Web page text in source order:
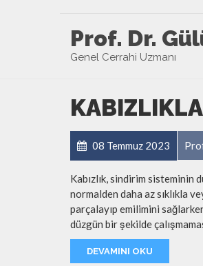
Prof. Dr.
Genel Cerrahi Uzmanı
08 Temmuz 2023
Kabızlık, sindirim sisteminin
normalden daha az sıklıkla
parçalayıp emilimini
düzgün bir şekilde
DEVAMINI OKU